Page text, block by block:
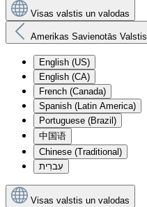
Visas valstis un valodas
Amerikas Savienotās Valstis
English (US)
English (CA)
French (Canada)
Spanish (Latin America)
Portuguese (Brazil)
中国语
Chinese (Traditional)
עִברִית
Visas valstis un valodas